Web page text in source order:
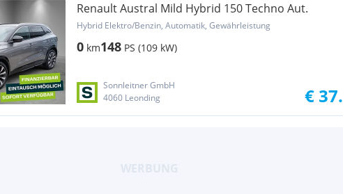
Renault Austral Mild Hybrid 150 Techno Aut.
Hybrid Elektro/Benzin, Automatik, Gewährleistung
0 km148 PS (109 kW)
Sonnleitner GmbH
4060 Leonding
€